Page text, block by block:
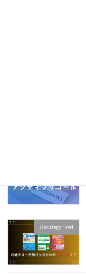
Uncategorized